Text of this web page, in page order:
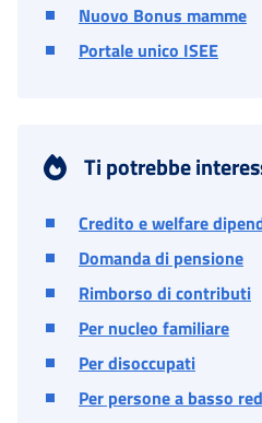
Nuovo Bonus mamme
Portale unico ISEE
Ti potrebbe
Credito e welfare
Domanda di pensione
Rimborso di contributi
Per nucleo familiare
Per disoccupati
Per persone a basso